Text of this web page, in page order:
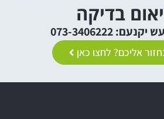
בדיקה
073-3406222
אליכם? לחצו כאן